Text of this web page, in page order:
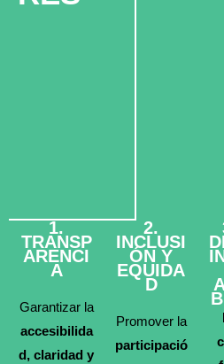
1.
TRANSP
ARENCI
A
Garantizar la
accesibilida
d, claridad y
2.
INCLUSI
ÓN Y
EQUIDA
D
Promover la
participació